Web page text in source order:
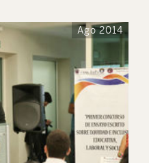
Ago 2014